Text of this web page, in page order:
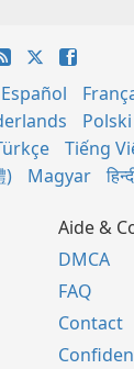
Español
Polski
Tiếng
)
Magyar
Aide &
DMCA
FAQ
Contact